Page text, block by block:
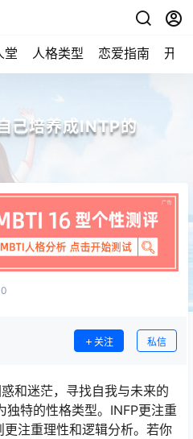
堂 人格类型 恋爱指南 开始
己培养成INTP的
0
关注 私信
和迷茫，寻找自我与未来的
独特的性格类型。INFP更注重
注重理性和逻辑分析。若你